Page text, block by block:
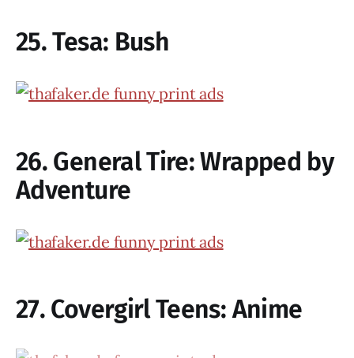
25. Tesa: Bush
26. General Tire: Wrapped by
Adventure
27. Covergirl Teens: Anime